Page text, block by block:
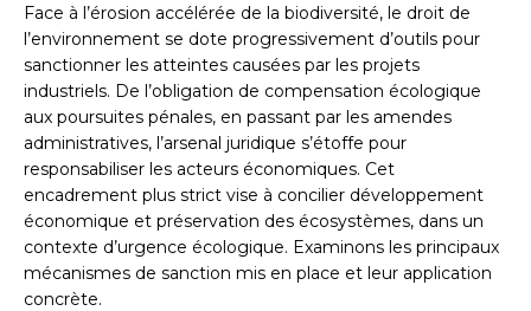
Face à l’érosion accélérée de la biodiversité, le droit de
l’environnement se dote progressivement d’outils pour
sanctionner les atteintes causées par les projets
industriels. De l’obligation de compensation écologique
aux poursuites pénales, en passant par les amendes
administratives, l’arsenal juridique s’étoffe pour
responsabiliser les acteurs économiques. Cet
encadrement plus strict vise à concilier développement
économique et préservation des écosystèmes, dans un
contexte d’urgence écologique. Examinons les principaux
mécanismes de sanction mis en place et leur application
concrète.